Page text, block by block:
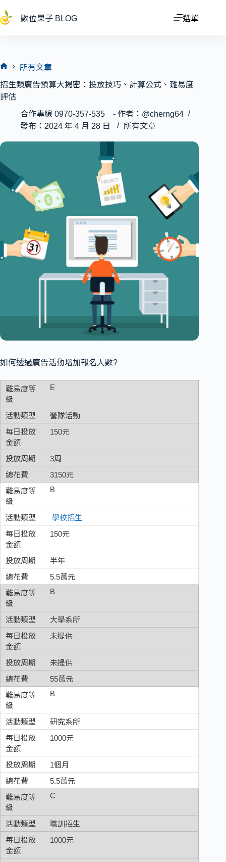
至
容
數位果子 BLOG 選單
頁
所有文章
招生類廣告預算大揭密：投放技巧、計算公式、難易度
評估
合作專線 0970-357-535 - 作者：@cherng64
發布：2024 年 4 月 28 日
所有文章
如何透過廣告活動增加報名人數?
E
營隊活動
150元
3周
3150元
B
學校招生
150元
半年
5.5萬元
B
大學系所
未提供
未提供
55萬元
B
研究系所
1000元
1個月
5.5萬元
C
職訓招生
1000元